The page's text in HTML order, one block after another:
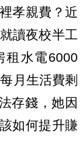
孝親費？近
讀夜校半工
租水電6000
月生活費剩
存錢，她因
如何提升賺